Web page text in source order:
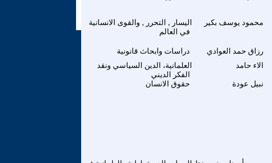
اليسار , التحرر , والقوى الانسانية
في العالم
محمود يوسف بكير
دراسات وابحاث قانونية رزاق حمد العوادي
العلمانية، الدين السياسي ونقد
الفكر الديني
الاء حامد
حقوق الانسان نبيل عودة